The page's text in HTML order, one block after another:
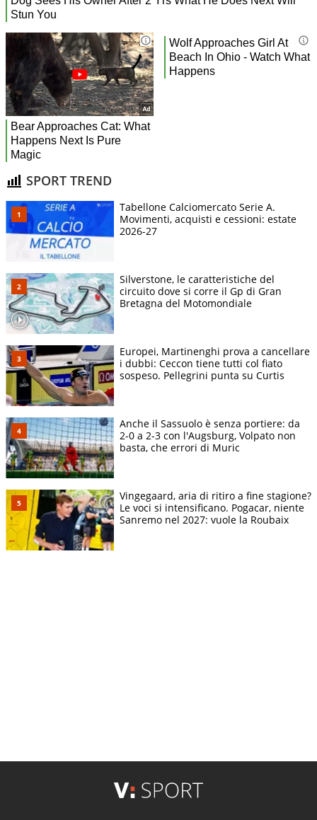
SPORT TREND
Tabellone Calciomercato Serie A.
Movimenti, acquisti e cessioni: estate
2026-27
Silverstone, le caratteristiche del
circuito dove si corre il Gp di Gran
Bretagna del Motomondiale
Europei, Martinenghi prova a cancellare
i dubbi: Ceccon tiene tutti col fiato
sospeso. Pellegrini punta su Curtis
Anche il Sassuolo è senza portiere: da
2-0 a 2-3 con l'Augsburg, Volpato non
basta, che errori di Muric
Vingegaard, aria di ritiro a fine stagione?
Le voci si intensificano. Pogacar, niente
Sanremo nel 2027: vuole la Roubaix